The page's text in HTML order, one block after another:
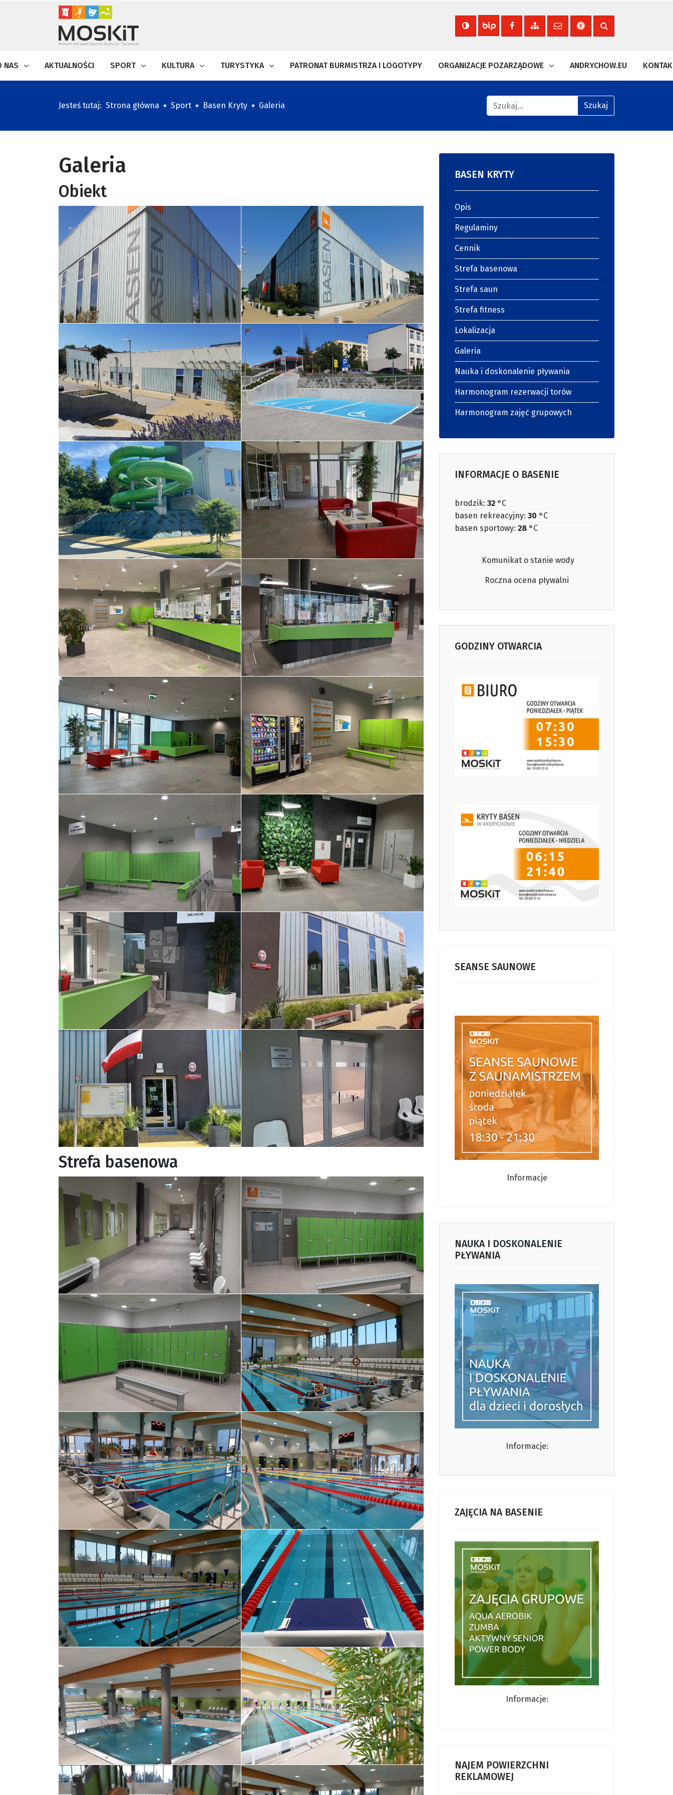
Biuletyn Informacji Publicznej
Nasza strona na Facebooku
Zobacz mapę strony
Wyślij emailDeklaracja dostępności
NAS AKTUALNOŚCI SPORT KULTURA TURYSTYKA PATRONAT BURMISTRZA I LOGOTYPY ORGANIZACJE POZARZĄDOWE ANDRYCHOW.EU
Jesteś tutaj: Strona główna Sport Basen Kryty Galeria Znajdź na stronie Szukaj
Galeria
Obiekt
Strefa basenowa
BASEN KRYTY
Opis
Regulaminy
Cennik
Strefa basenowa
Strefa saun
Strefa fitness
Lokalizacja
Galeria
Nauka i doskonalenie pływania
Harmonogram rezerwacji torów
Harmonogram zajęć grupowych
INFORMACJE O BASENIE
brodzik: 32 °C
basen rekreacyjny: 30 °C
basen sportowy: 28 °C
Komunikat o stanie wody
Roczna ocena pływalni
GODZINY OTWARCIA
SEANSE SAUNOWE
Informacje
NAUKA I DOSKONALENIE
PŁYWANIA
Informacje:
ZAJĘCIA NA BASENIE
Informacje:
NAJEM POWIERZCHNI
REKLAMOWEJ